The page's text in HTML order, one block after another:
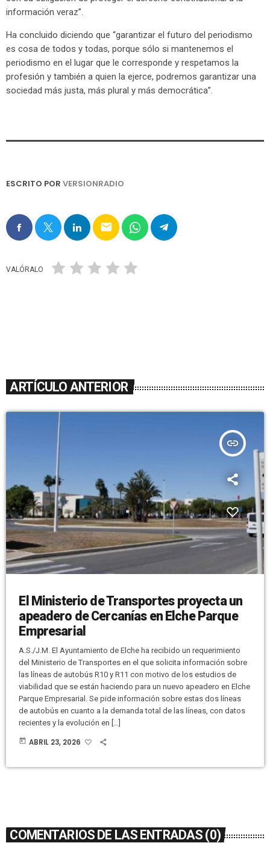
información veraz”.
Ha concluido diciendo que “garantizar el futuro del periodismo
es cosa de todos y todas, porque sólo si mantenemos el
periodismo en el lugar que le corresponde y respetamos la
profesión y también a quien la ejerce, podremos garantizar una
sociedad más justa, más plural y más democrática”.
ESCRITO POR VERSIONRADIO
email
VALÓRALO
ARTÍCULO ANTERIOR
insert_link
El Ministerio de Transportes proyecta un
apeadero de Cercanías en Elche Parque
Empresarial
A.S./J.M. El Ayuntamiento de Elche ha recibido un requerimiento
del Ministerio de Transportes en el que solicita información sobre
las líneas de autobús R10 y R11 con motivo de los estudios de
viabilidad que se están haciendo para un nuevo apeadero en Elche
Parque Empresarial. Se pide información sobre estas dos líneas
de autobús en cuanto a la demanda total de las líneas, con datos
recientes y la evolución en […]
today ABRIL 23, 2026
COMENTARIOS DE LAS ENTRADAS (0)